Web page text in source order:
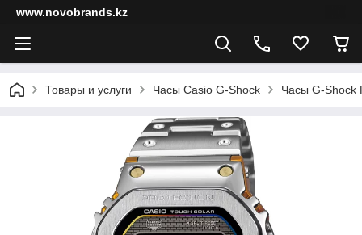
www.novobrands.kz
Товары и услуги Часы Casio G-Shock Часы G-Shock